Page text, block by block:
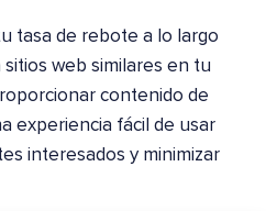
tasa de rebote a lo largo
web similares en tu
contenido de
experiencia fácil de usar
interesados y minimizar